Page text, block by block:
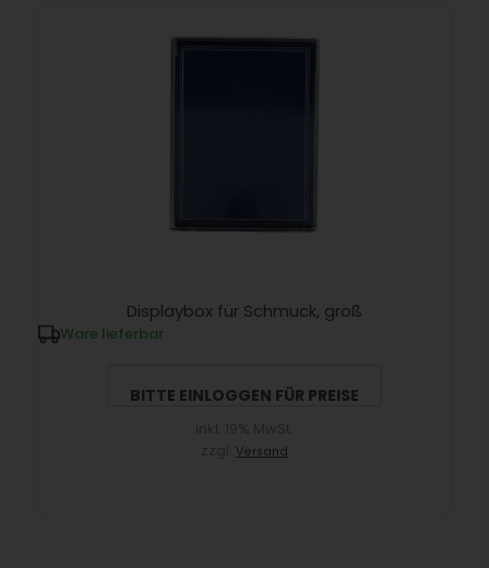
Displaybox für Schmuck, groß
Ware lieferbar
BITTE EINLOGGEN FÜR PREISE
Versand